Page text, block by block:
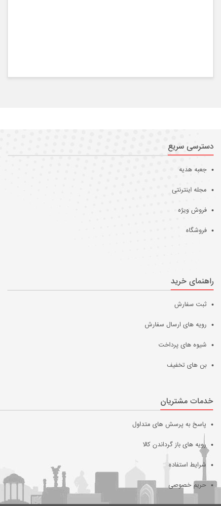
دسترسی سریع
جعبه هدیه
مجله اینترنتی
فروش ویژه
فروشگاه
راهنمای خرید
ثبت سفارش
رویه های ارسال سفارش
شیوه های پرداخت
بن های تخفیف
خدمات مشتریان
پاسخ به پرسش های متداول
رویه های باز گرداندن کالا
شرایط استفاده
حریم خصوصی